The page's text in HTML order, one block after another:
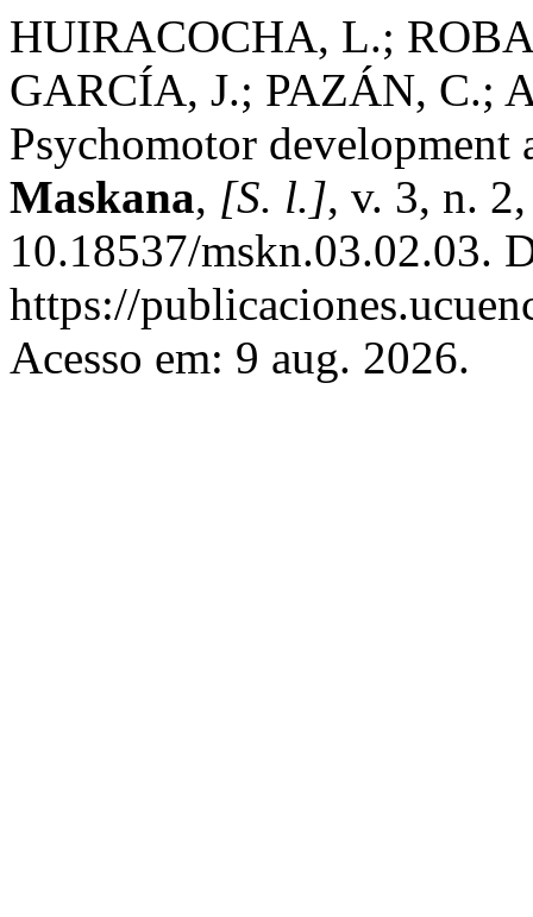
HUIRACOCHA, L.;
GARCÍA, J.; PAZÁN, C.;
Psychomotor
Maskana, [S. l.], v. 3, n.
10.18537/mskn.03.02.03.
https://
Acesso em: 9 aug. 2026.